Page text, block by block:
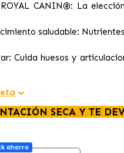
CANIN®: La
saludable:
: Cuida huesos y
SECA Y TE
ahorro